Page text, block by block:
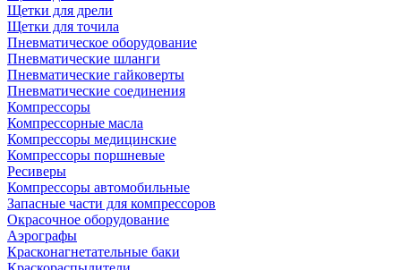
Щетки для дрели
Щетки для точила
Пневматическое оборудование
Пневматические шланги
Пневматические гайковерты
Пневматические соединения
Компрессоры
Компрессорные масла
Компрессоры медицинские
Компрессоры поршневые
Ресиверы
Компрессоры автомобильные
Запасные части для компрессоров
Окрасочное оборудование
Аэрографы
Красконагнетательные баки